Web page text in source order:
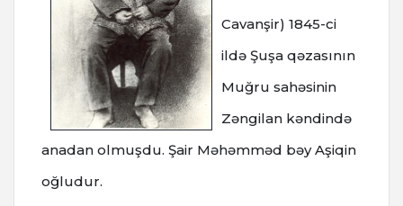
Cavanşir) 1845-ci
ildə Şuşa qəzasının
Muğru sahəsinin
Zəngilan kəndində
anadan olmuşdu. Şair Məhəmməd bəy Aşiqin
oğludur.